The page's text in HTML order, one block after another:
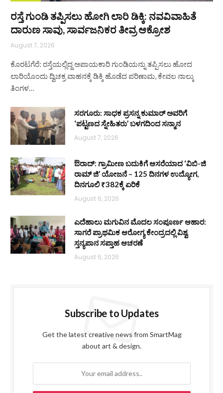
ರಸ್ತೆ ಗುಂಡಿ ತಪ್ಪಿಸಲು ಹೋಗಿ ಲಾರಿ ಡಿಕ್ಕಿ: ನವವಿವಾಹಿತೆ
ದಾರುಣ ಸಾವು, ಸಾರ್ವಜನಿಕರ ತೀವ್ರ ಆಕ್ರೋಶ
August 7, 2026
ಕೊರಟಗೆರೆ: ರಸ್ತೆಯಲ್ಲಿದ್ದ ಅಪಾಯಕಾರಿ ಗುಂಡಿಯನ್ನು ತಪ್ಪಿಸಲು ಹೋದ
ಲಾರಿಯೊಂದು ದ್ವಿಚಕ್ರ ವಾಹನಕ್ಕೆ ಡಿಕ್ಕಿ ಹೊಡೆದ ಪರಿಣಾಮ, ಕೇವಲ ನಾಲ್ಕು
ತಿಂಗಳ…
ಸರಗೂರು: ಸಾಧಕ ಪ್ರಸನ್ನ ಕುಮಾರ್ ಅವರಿಗೆ
‘ಪಟ್ಟಣದ ಸ್ನೇಹಿತರು’ ಬಳಗದಿಂದ ಸನ್ಮಾನ
August 7, 2026
ಔರಾದ್: ಗ್ರಾಮೀಣ ಬದುಕಿಗೆ ಆಸರೆಯಾದ ‘ವಿಬಿ-ಜಿ
ರಾಮ್ ಜಿ’ ಯೋಜನೆ – 125 ದಿನಗಳ ಉದ್ಯೋಗ,
ದಿನಗೂಲಿ ₹382ಕ್ಕೆ ಏರಿಕೆ
August 6, 2026
ಎದೆಹಾಲು ಮಗುವಿನ ಮೊದಲ ಸಂಪೂರ್ಣ ಆಹಾರ:
ಸಾಗರೆ ಪ್ರಾಥಮಿಕ ಆರೋಗ್ಯ ಕೇಂದ್ರದಲ್ಲಿ ವಿಶ್ವ
ಸ್ತನ್ಯಪಾನ ಸಪ್ತಾಹ ಆಚರಣೆ
August 6, 2026
Subscribe to Updates
Get the latest creative news from SmartMag
about art & design.